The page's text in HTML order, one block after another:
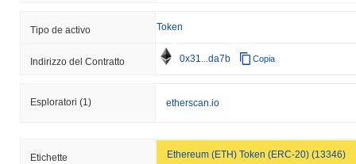
Tipo de activo Token
Indirizzo del Contratto 0x31...da7b Copia
Esploratori (1) etherscan.io
Etichette Ethereum (ETH) Token (ERC-20) (13346)